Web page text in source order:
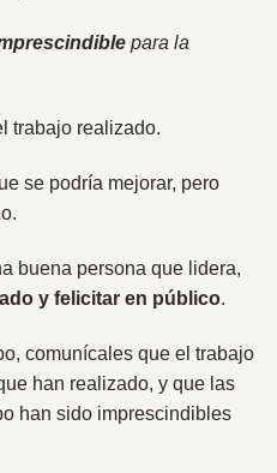
para la
trabajo realizado.
se podría mejorar, pero
buena persona que lidera,
y felicitar en público.
comunícales que el trabajo
han realizado, y que las
han sido imprescindibles